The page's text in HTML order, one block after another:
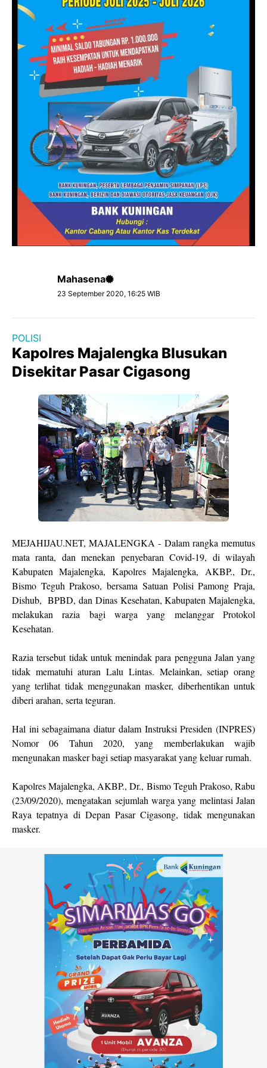
Mahasena
23 September 2020, 16:25 WIB
POLISI
Kapolres Majalengka Blusukan
Disekitar Pasar Cigasong
MEJAHIJAU.NET, MAJALENGKA - Dalam rangka memutus
mata ranta, dan menekan penyebaran Covid-19, di wilayah
Kabupaten Majalengka, Kapolres Majalengka, AKBP., Dr.,
Bismo Teguh Prakoso, bersama Satuan Polisi Pamong Praja,
Dishub, BPBD, dan Dinas Kesehatan, Kabupaten Majalengka,
melakukan razia bagi warga yang melanggar Protokol
Kesehatan.
Razia tersebut tidak untuk menindak para pengguna Jalan yang
tidak mematuhi aturan Lalu Lintas. Melainkan, setiap orang
yang terlihat tidak menggunakan masker, diberhentikan untuk
diberi arahan, serta teguran.
Hal ini sebagaimana diatur dalam Instruksi Presiden (INPRES)
Nomor 06 Tahun 2020, yang memberlakukan wajib
mengunakan masker bagi setiap masyarakat yang keluar rumah.
Kapolres Majalengka, AKBP., Dr., Bismo Teguh Prakoso, Rabu
(23/09/2020), mengatakan sejumlah warga yang melintasi Jalan
Raya tepatnya di Depan Pasar Cigasong, tidak mengunakan
masker.